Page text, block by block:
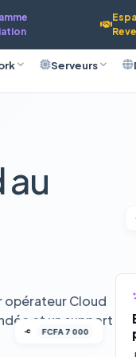
Serveurs
opérateur Cloud
et un support
FCFA 7 000